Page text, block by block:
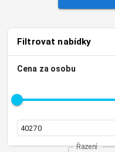
Filtrovat nabídky
Cena za osobu
Řazení